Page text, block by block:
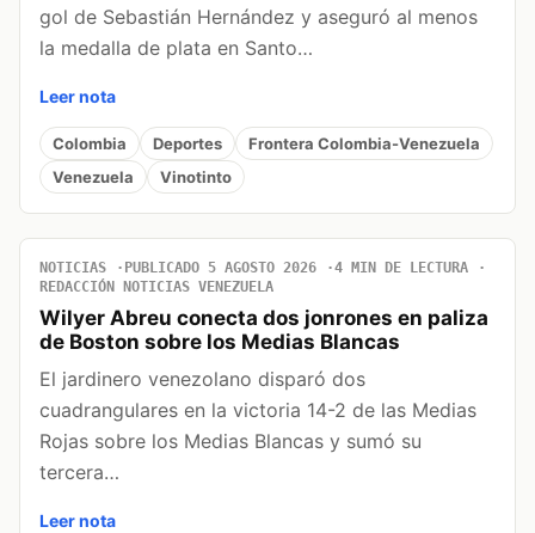
gol de Sebastián Hernández y aseguró al menos
la medalla de plata en Santo…
Leer nota
Colombia Deportes
Frontera Colombia-Venezuela
Venezuela
Vinotinto
NOTICIAS PUBLICADO 5 AGOSTO 2026
4 MIN DE LECTURA
REDACCIÓN NOTICIAS VENEZUELA
Wilyer Abreu conecta dos jonrones en paliza
de Boston sobre los Medias Blancas
El jardinero venezolano disparó dos
cuadrangulares en la victoria 14-2 de las Medias
Rojas sobre los Medias Blancas y sumó su
tercera…
Leer nota